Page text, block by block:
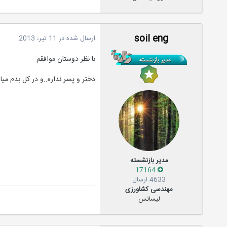
soil eng
مدیر بازنشسته
17164
4633 ارسال
مهندسی کشاورزی
لیسانس
ارسال شده در 11 تیر، 2013
با نظر دوستان موافقم
دختر و پسر نداره..و در کل بدم